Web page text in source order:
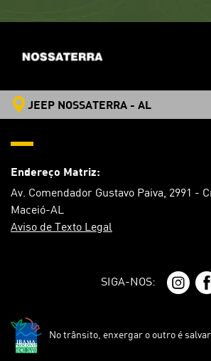
JEEP NOSSATERRA - AL
Endereço Matriz:
Av. Comendador Gustavo Paiva, 2991 -
Maceió-AL
Aviso de Texto Legal
SIGA-NOS:
No trânsito, enxergar o outro é salvar